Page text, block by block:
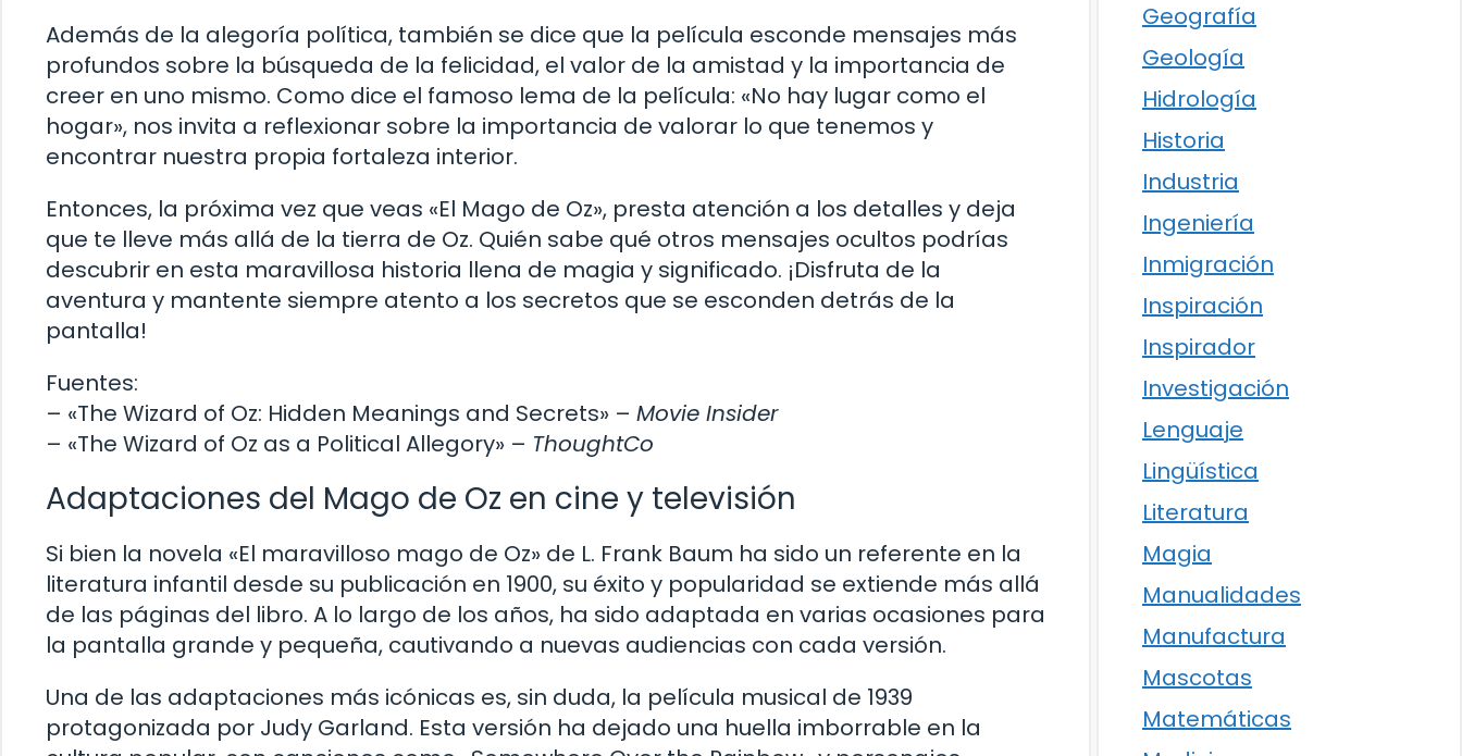
Además de la alegoría política, también se dice que la película esconde mensajes más
profundos sobre la búsqueda de la felicidad, el valor de la amistad y la importancia de
creer en uno mismo. Como dice el famoso lema de la película: «No hay lugar como el
hogar», nos invita a reflexionar sobre la importancia de valorar lo que tenemos y
encontrar nuestra propia fortaleza interior.
Entonces, la próxima vez que veas «El Mago de Oz», presta atención a los detalles y deja
que te lleve más allá de la tierra de Oz. Quién sabe qué otros mensajes ocultos podrías
descubrir en esta maravillosa historia llena de magia y significado. ¡Disfruta de la
aventura y mantente siempre atento a los secretos que se esconden detrás de la
pantalla!
Fuentes:
– «The Wizard of Oz: Hidden Meanings and Secrets» – Movie Insider
– «The Wizard of Oz as a Political Allegory» – ThoughtCo
Adaptaciones del Mago de Oz en cine y televisión
Si bien la novela «El maravilloso mago de Oz» de L. Frank Baum ha sido un referente en la
literatura infantil desde su publicación en 1900, su éxito y popularidad se extiende más allá
de las páginas del libro. A lo largo de los años, ha sido adaptada en varias ocasiones para
la pantalla grande y pequeña, cautivando a nuevas audiencias con cada versión.
Una de las adaptaciones más icónicas es, sin duda, la película musical de 1939
protagonizada por Judy Garland. Esta versión ha dejado una huella imborrable en la
Geografía
Geología
Hidrología
Historia
Industria
Ingeniería
Inmigración
Inspiración
Inspirador
Investigación
Lenguaje
Lingüística
Literatura
Magia
Manualidades
Manufactura
Mascotas
Matemáticas